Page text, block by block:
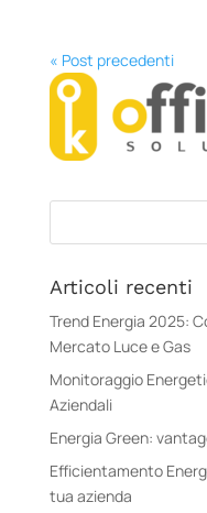
« Post precedenti
Articoli recenti
Trend Energia 2025:
Mercato Luce e Gas
Monitoraggio
Aziendali
Energia Green:
Efficientamento
tua azienda